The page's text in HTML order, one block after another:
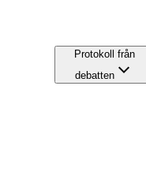
Protokoll från
debatten